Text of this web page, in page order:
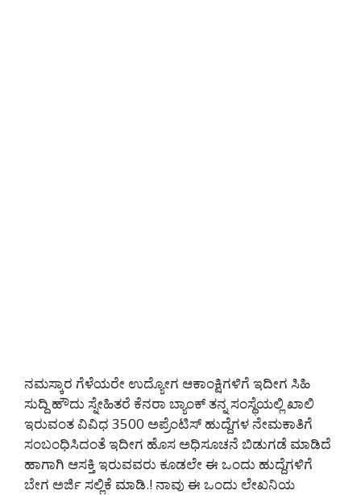
ನಮಸ್ಕಾರ ಗೆಳೆಯರೇ ಉದ್ಯೋಗ ಆಕಾಂಕ್ಷಿಗಳಿಗೆ ಇದೀಗ ಸಿಹಿ
ಸುದ್ದಿ ಹೌದು ಸ್ನೇಹಿತರೆ ಕೆನರಾ ಬ್ಯಾಂಕ್ ತನ್ನ ಸಂಸ್ಥೆಯಲ್ಲಿ ಖಾಲಿ
ಇರುವಂತ ವಿವಿಧ 3500 ಅಪ್ರೆಂಟಿಸ್ ಹುದ್ದೆಗಳ ನೇಮಕಾತಿಗೆ
ಸಂಬಂಧಿಸಿದಂತೆ ಇದೀಗ ಹೊಸ ಅಧಿಸೂಚನೆ ಬಿಡುಗಡೆ ಮಾಡಿದೆ
ಹಾಗಾಗಿ ಆಸಕ್ತಿ ಇರುವವರು ಕೂಡಲೇ ಈ ಒಂದು ಹುದ್ದೆಗಳಿಗೆ
ಬೇಗ ಅರ್ಜಿ ಸಲ್ಲಿಕೆ ಮಾಡಿ.! ನಾವು ಈ ಒಂದು ಲೇಖನಿಯ